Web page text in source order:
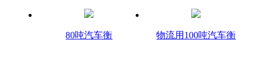
80吨汽车衡 物流用100吨汽车衡